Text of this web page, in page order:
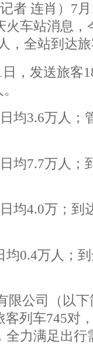
者 连肖）7
火车站消息
，全站到达
，发送旅客
均3.6万人；
均7.7万人；
均4.0万；到
0.4万人；
限公司（以
列车745对
全力满足出行